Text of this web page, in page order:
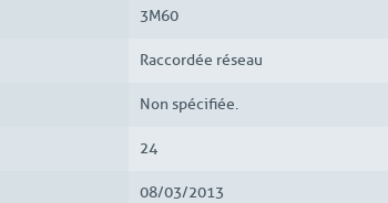
3M60
Raccordée réseau
Non spécifiée.
24
08/03/2013